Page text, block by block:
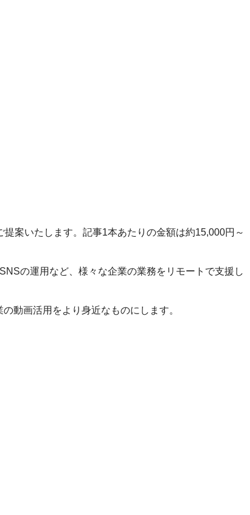
案いたします。記事1本あたりの金額は約15,000円～
の運用など、様々な企業の業務をリモートで支援し
動画活用をより身近なものにします。